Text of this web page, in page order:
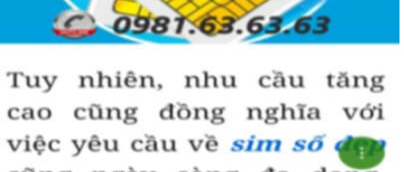
Ngoài ra quý khách chưa ưng ý về sim luc quy 9 có cũng thể tham
khảo thêm Sim Vinaphone,Sim Gmobile, Sim Lục Quý,Sim Năm
Sinh..